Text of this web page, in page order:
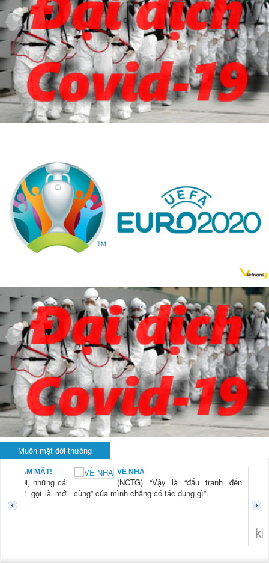
Muôn mặt đời thường
NAM MẤT!
“Xời, những cái
mới gọi là mới
VỀ NHÀ
(NCTG) “Vậy là “đấu tranh đến
cùng” của mình chẳng có tác dụng gì”.